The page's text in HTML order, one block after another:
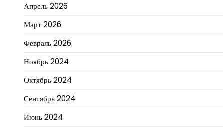
Апрель 2026
Март 2026
Февраль 2026
Ноябрь 2024
Октябрь 2024
Сентябрь 2024
Июнь 2024